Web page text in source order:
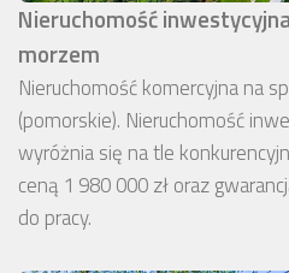
Nieruchomość
morzem
Nieruchomość komercyjna na
(pomorskie). Nieruchomość
wyróżnia się na tle
ceną 1 980 000 zł oraz
do pracy.